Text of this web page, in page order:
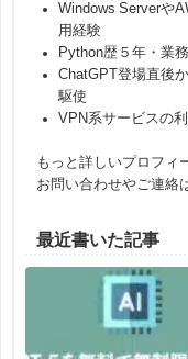
Windows Serverや
用経験
Python歴５年・業
ChatGPT登場直後
駆使
VPN系サービスの
もっと詳しいプロフィ
お問い合わせやご連絡
最近書いた記事